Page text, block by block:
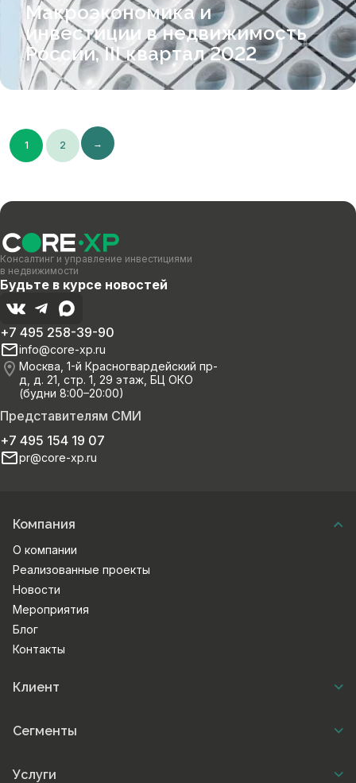
Макроэкономика и
инвестиции в недвижимость
России, III квартал 2022
1 2 →
Консалтинг и управление инвестициями
в недвижимости
Будьте в курсе новостей
Представителям СМИ
+7 495 154 19 07
pr@core-xp.ru
+7 495 258-39-90
info@core-xp.ru
Москва, 1-й Красногвардейский пр-
д, д. 21, стр. 1, 29 этаж, БЦ ОКО
(будни 8:00–20:00)
Компания
О компании
Реализованные проекты
Новости
Мероприятия
Блог
Контакты
Клиент
Сегменты
Услуги